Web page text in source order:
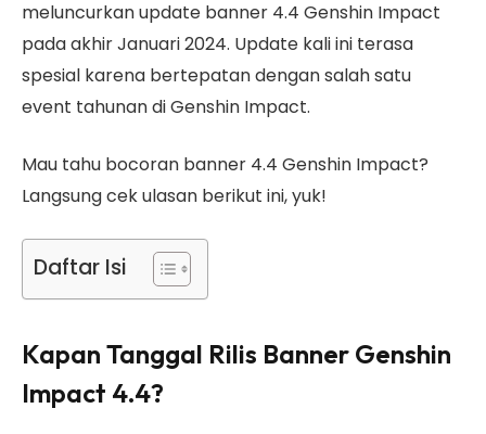
meluncurkan update banner 4.4 Genshin Impact
pada akhir Januari 2024. Update kali ini terasa
spesial karena bertepatan dengan salah satu
event tahunan di Genshin Impact.
Mau tahu bocoran banner 4.4 Genshin Impact?
Langsung cek ulasan berikut ini, yuk!
Daftar Isi
Kapan Tanggal Rilis Banner Genshin
Impact 4.4?